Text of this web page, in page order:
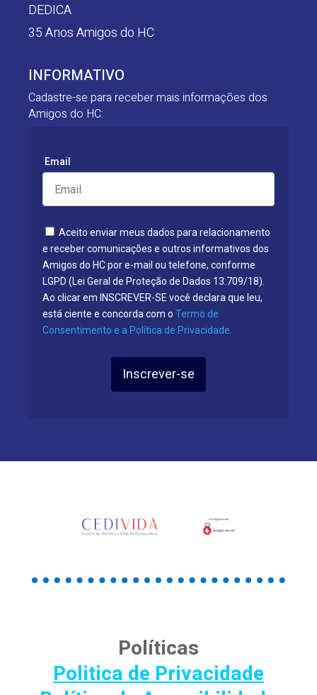
DEDICA
35 Anos Amigos do HC
INFORMATIVO
Cadastre-se para receber mais informações dos
Amigos do HC:
Email
Aceito enviar meus dados para relacionamento
e receber comunicações e outros informativos dos
Amigos do HC por e-mail ou telefone, conforme
LGPD (Lei Geral de Proteção de Dados 13.709/18).
Ao clicar em INSCREVER-SE você declara que leu,
está ciente e concorda com o Termo de
Consentimento e a Política de Privacidade.
Inscrever-se
Políticas
Politica de Privacidade